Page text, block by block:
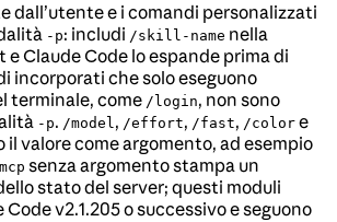
dall’utente e i comandi personalizzati
-p: includi /skill-name nella
Claude Code lo espande prima di
incorporati che solo eseguono
terminale, come /login, non sono
-p. /model, /effort, /fast, /color e
valore come argomento, ad esempio
senza argomento stampa un
stato del server; questi moduli
v2.1.205 o successivo e seguono